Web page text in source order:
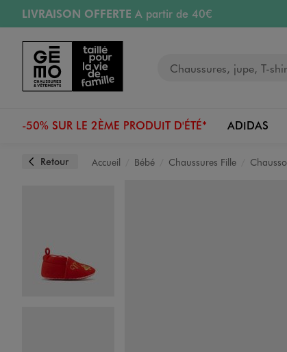
Aller au contenu principal
Aller à la navigation
LIVRAISON OFFERTE A partir de 40€
RETRAIT ET LIVRAISON OFFERTE
RÉSERVATION GRATUITE
4h en magasin
Retours OFFERTSpendant 30 jours
-50% SUR LE 2ÈME PRODUIT D'ÉTÉ* ADIDAS
Retour Accueil Bébé Chaussures Fille